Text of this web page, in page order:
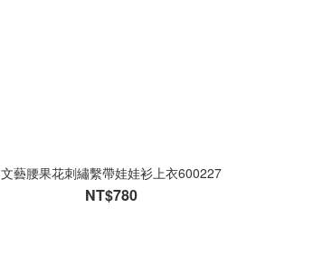
文藝腰果花刺繡繫帶娃娃衫上衣600227
NT$780